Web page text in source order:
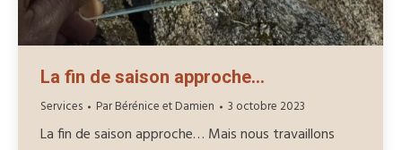
La fin de saison approche…
Services ParBérénice et Damien 3 octobre 2023
La fin de saison approche… Mais nous travaillons